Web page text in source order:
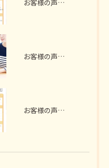
お客様の声 扶桑町 A様 （ガラス撤去、電気工事）
お客様の声 ～犬山市 S様 2世帯リノベーション～
お客様の声 犬山市 S様（床張り替え、畳をフローリングに）